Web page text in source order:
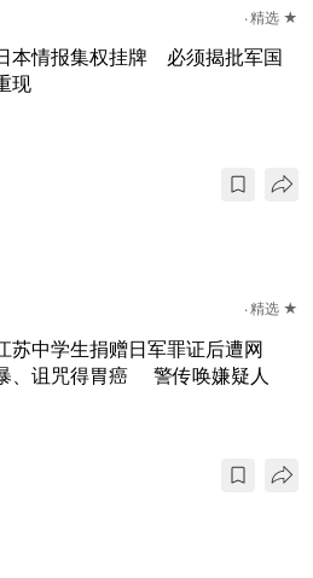
精选 ★
本情报集权挂牌 必须揭批军国
现
精选 ★
苏中学生捐赠日军罪证后遭网
、诅咒得胃癌 警传唤嫌疑人